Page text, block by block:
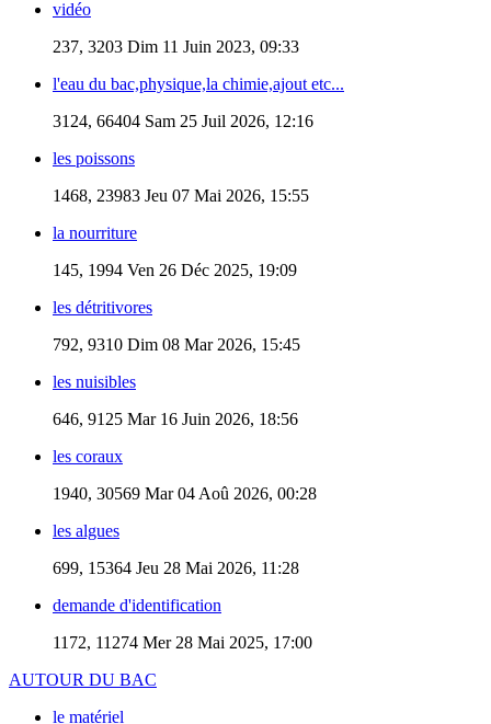
vidéo
237, 3203 Dim 11 Juin 2023, 09:33
l'eau du bac,physique,la chimie,ajout etc...
3124, 66404 Sam 25 Juil 2026, 12:16
les poissons
1468, 23983 Jeu 07 Mai 2026, 15:55
la nourriture
145, 1994 Ven 26 Déc 2025, 19:09
les détritivores
792, 9310 Dim 08 Mar 2026, 15:45
les nuisibles
646, 9125 Mar 16 Juin 2026, 18:56
les coraux
1940, 30569 Mar 04 Aoû 2026, 00:28
les algues
699, 15364 Jeu 28 Mai 2026, 11:28
demande d'identification
1172, 11274 Mer 28 Mai 2025, 17:00
AUTOUR DU BAC
le matériel